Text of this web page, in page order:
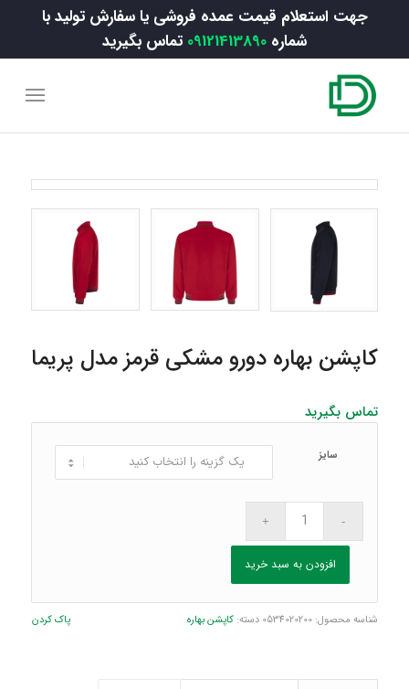
جهت استعلام قیمت عمده فروشی یا سفارش تولید با
شماره 09121413890 تماس بگیرید
کاپشن بهاره دورو مشکی قرمز مدل پریما
تماس بگیرید
سایز
پاک کردن
افزودن به سبد خرید
شناسه محصول: 0534020200 دسته: کاپشن بهاره